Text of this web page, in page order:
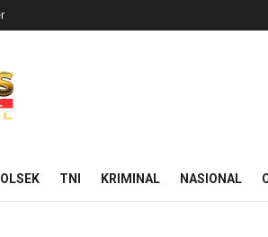
TNI KRIMINAL NASIONAL